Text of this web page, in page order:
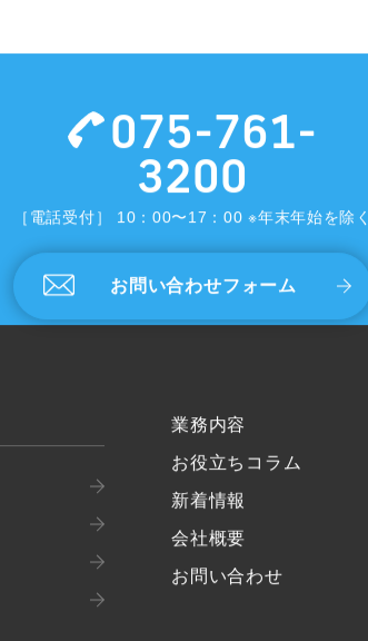
075-761-
3200
［電話受付］ 10：00〜17：00 ※年末年始を除く
お問い合わせフォーム
業務内容
お役立ちコラム
新着情報
会社概要
お問い合わせ